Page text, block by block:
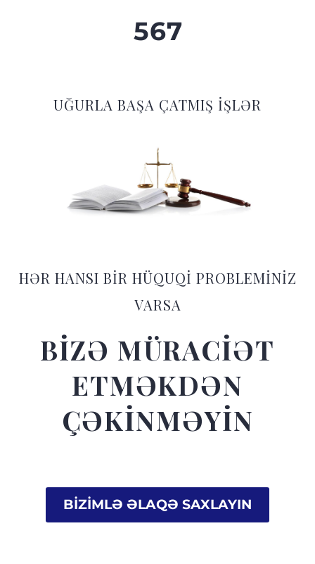
567
UĞURLA BAŞA ÇATMIŞ İŞLƏR
HƏR HANSI BİR HÜQUQİ PROBLEMİNİZ
VARSA
BİZƏ MÜRACİƏT
ETMƏKDƏN
ÇƏKİNMƏYİN
BİZİMLƏ ƏLAQƏ SAXLAYIN